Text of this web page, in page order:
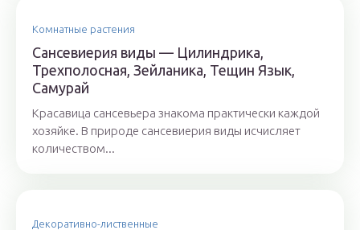
Комнатные растения
Сансевиерия виды — Цилиндрика,
Трехполосная, Зейланика, Тещин Язык,
Самурай
Красавица сансевьера знакома практически каждой
хозяйке. В природе сансевиерия виды исчисляет
количеством...
Декоративно-лиственные